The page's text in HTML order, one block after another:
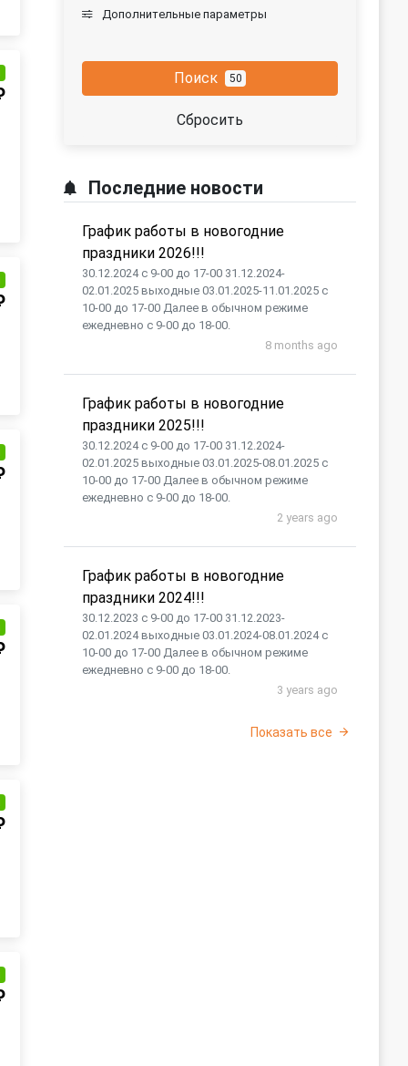
Дополнительные параметры
Поиск 50
Сбросить
Последние новости
График работы в новогодние
праздники 2026!!!
30.12.2024 с 9-00 до 17-00 31.12.2024-
02.01.2025 выходные 03.01.2025-11.01.2025 с
10-00 до 17-00 Далее в обычном режиме
ежедневно с 9-00 до 18-00.
8 months ago
График работы в новогодние
праздники 2025!!!
30.12.2024 с 9-00 до 17-00 31.12.2024-
02.01.2025 выходные 03.01.2025-08.01.2025 с
10-00 до 17-00 Далее в обычном режиме
ежедневно с 9-00 до 18-00.
2 years ago
График работы в новогодние
праздники 2024!!!
30.12.2023 с 9-00 до 17-00 31.12.2023-
02.01.2024 выходные 03.01.2024-08.01.2024 с
10-00 до 17-00 Далее в обычном режиме
ежедневно с 9-00 до 18-00.
3 years ago
Показать все